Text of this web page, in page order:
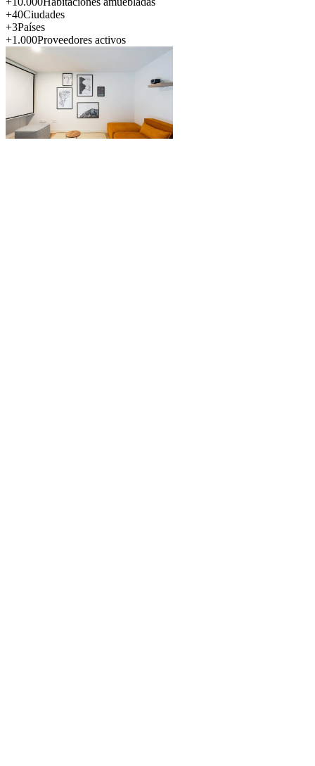
+40Ciudades
+3Países
+1.000Proveedores activos